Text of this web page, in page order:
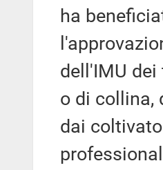
ha
dell'IMU
o di collina,
dai